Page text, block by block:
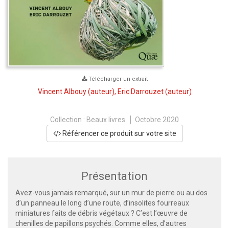
Télécharger un extrait
Vincent Albouy(auteur), Eric Darrouzet(auteur)
Collection : Beaux livres
Octobre 2020
Référencer ce produit sur votre site
Présentation
Avez-vous jamais remarqué, sur un mur de pierre ou au dos
d’un panneau le long d’une route, d’insolites fourreaux
miniatures faits de débris végétaux ? C’est l’œuvre de
chenilles de papillons psychés. Comme elles, d’autres